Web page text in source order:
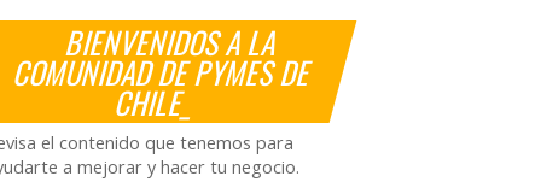
BIENVENIDOS A LA
COMUNIDAD DE PYMES DE
CHILE_
el contenido que tenemos para
a mejorar y hacer tu negocio.